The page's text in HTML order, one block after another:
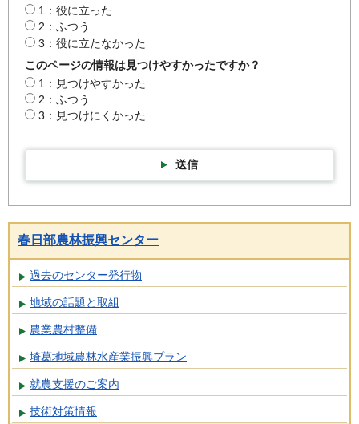
1：役に立った
2：ふつう
3：役に立たなかった
このページの情報は見つけやすかったですか？
1：見つけやすかった
2：ふつう
3：見つけにくかった
送信
春日部農林振興センター
過去のセンター発行物
地域の話題と取組
農業農村整備
埼葛地域農林水産業振興プラン
就農支援のご案内
技術対策情報